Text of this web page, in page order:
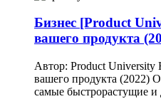
Бизнес [Product
вашего продукта
Автор: Product University
вашего продукта (2022)
самые быстрорастущие